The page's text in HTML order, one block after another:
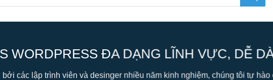
WORDPRESS ĐA DẠNG LĨNH VỰC, DỄ
các lập trình viên và desinger nhiều năm kinh nghiệm, chúng tôi tự